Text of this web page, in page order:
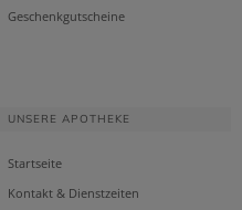
Geschenkgutscheine
UNSERE APOTHEKE
Startseite
Kontakt & Dienstzeiten